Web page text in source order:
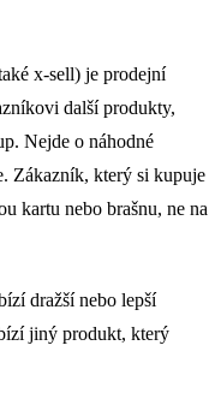
x-sell) je prodejní
další produkty,
Nejde o náhodné
Zákazník, který si kupuje
kartu nebo brašnu, ne na
dražší nebo lepší
jiný produkt, který